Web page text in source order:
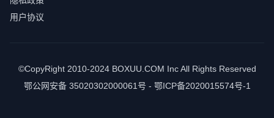
用户协议
©CopyRight 2010-2024 BOXUU.COM Inc All Rights Reserved
鄂公网安备 35020302000061号 - 鄂ICP备2020015574号-1